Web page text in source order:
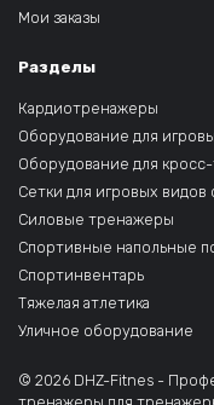
Мои заказы
Разделы
Кардиотренажеры
Оборудование для
Оборудование для
Сетки для игровых видов
Силовые тренажеры
Спортивные напольные
Спортинвентарь
Тяжелая атлетика
Уличное оборудование
© 2026 DHZ-Fitnes -